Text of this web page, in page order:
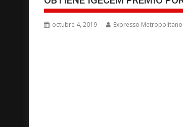
octubre 4, 2019 Expresso Metropolitano